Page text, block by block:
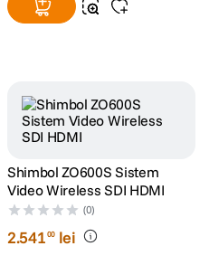
8 ulanzi
10. godox
Shimbol ZO600S Sistem
Video Wireless SDI HDMI
(0)
2.54100 lei